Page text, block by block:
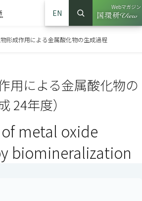
EN
サイト内検索
検索
Webマガジン
（別ウイ
形成作用による金属酸化物の生成過程
用による金属酸化物の
24年度）
metal oxide
biomineralization